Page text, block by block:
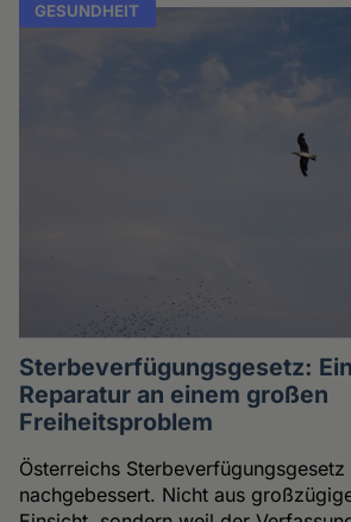
GESUNDHEIT
Sterbeverfügungsgesetz:
Reparatur an einem großen
Freiheitsproblem
Österreichs
nachgebessert. Nicht aus